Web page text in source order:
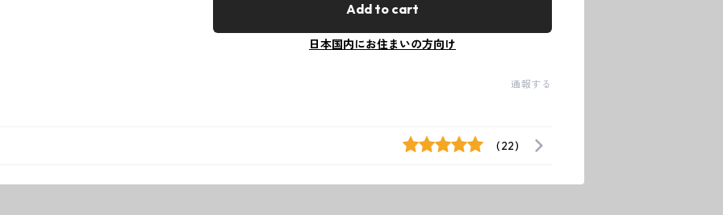
Add to cart
日本国内にお住まいの方向け
通報する
(22)